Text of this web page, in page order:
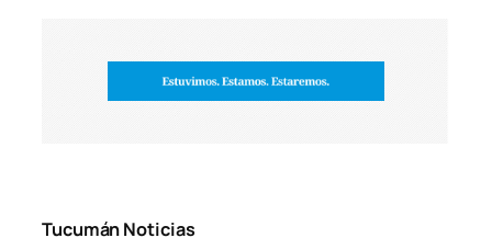
Tucumán Noticias